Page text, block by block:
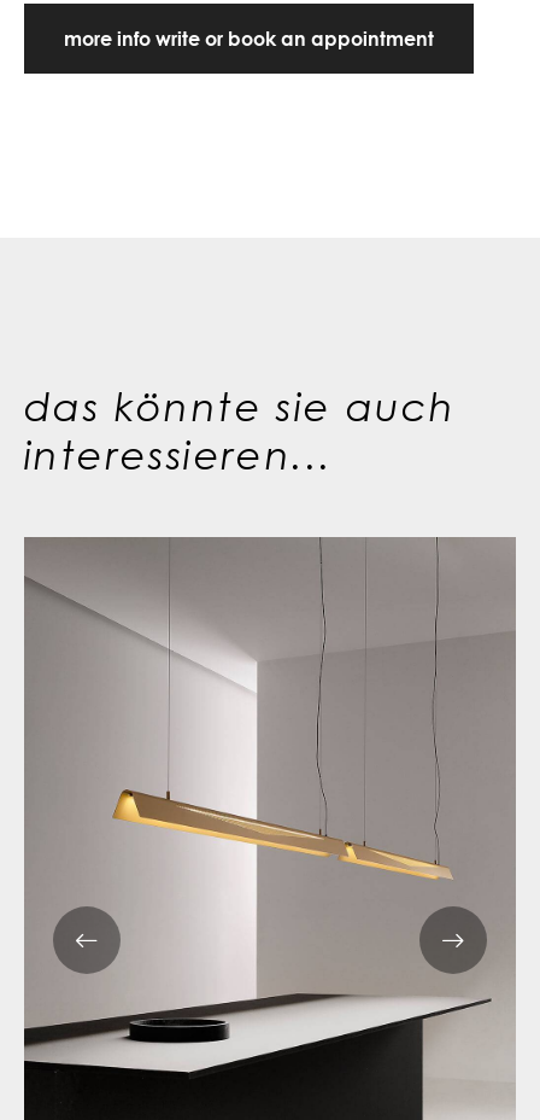
more info write or book an appointment
das könnte sie auch
interessieren...